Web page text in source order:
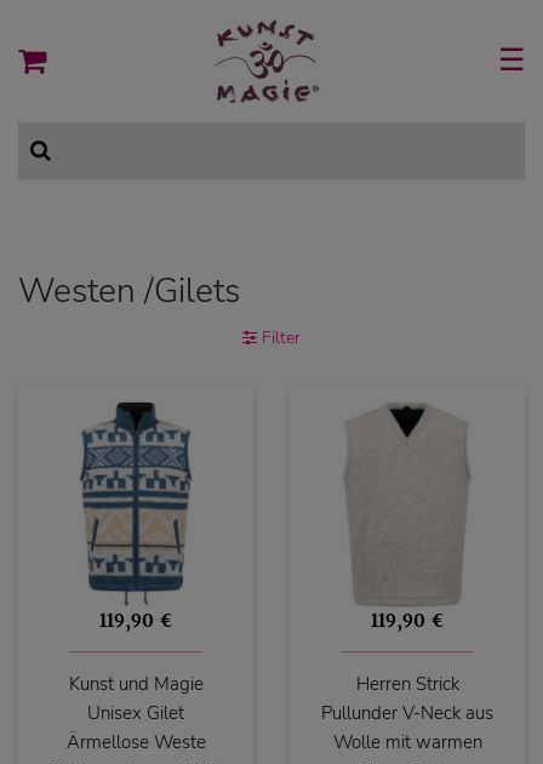
☰
Westen /Gilets
Filter
119,90 €
Kunst und Magie
Unisex Gilet
Ärmellose Weste
119,90 €
Herren Strick
Pullunder V-Neck aus
Wolle mit warmen